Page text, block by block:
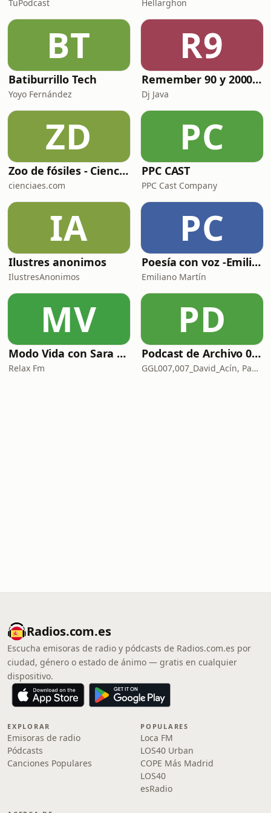
TuPodcast Hellarghon
BT
Batiburrillo Tech
Yoyo Fernández
R9
Remember 90 y 2000 en PLAY WITH ME by Dj Java
Dj Java
ZD
Zoo de fósiles - Cienciaes.com
cienciaes.com
PC
PPC CAST
PPC Cast Company
IA
Ilustres anonimos
IlustresAnonimos
PC
Poesía con voz -Emiliano Martín- Podcasts
Emiliano Martín
MV
Modo Vida con Sara Manzaneque
Relax Fm
PD
Podcast de Archivo 007
GGL007,007_David_Acín, Pablo_Ortega, 58, AlbertoBond y Claalc
Radios.com.es
Escucha emisoras de radio y pódcasts de Radios.com.es por
ciudad, género o estado de ánimo — gratis en cualquier
dispositivo.
EXPLORAR
Emisoras de radio
Pódcasts
Canciones Populares
POPULARES
Loca FM
LOS40 Urban
COPE Más Madrid
LOS40
esRadio